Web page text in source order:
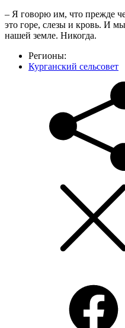
‒ Я говорю им, что прежде
это горе, слезы и кровь. И
нашей земле. Никогда.
Регионы:
Курганский сельсовет